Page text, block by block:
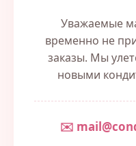
Уважаемые
временно не
заказы. Мы
новыми
✉️